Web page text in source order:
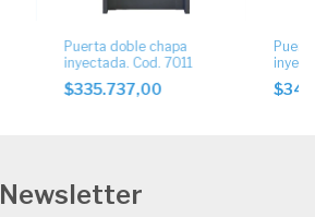
Puerta doble chapa
inyectada. Cod. 7011
$335.737,00
Newsletter